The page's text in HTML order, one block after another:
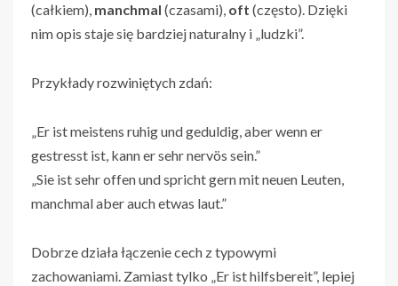
(całkiem), manchmal (czasami), oft (często). Dzięki
nim opis staje się bardziej naturalny i „ludzki”.
Przykłady rozwiniętych zdań:
„Er ist meistens ruhig und geduldig, aber wenn er
gestresst ist, kann er sehr nervös sein.”
„Sie ist sehr offen und spricht gern mit neuen Leuten,
manchmal aber auch etwas laut.”
Dobrze działa łączenie cech z typowymi
zachowaniami. Zamiast tylko „Er ist hilfsbereit”, lepiej